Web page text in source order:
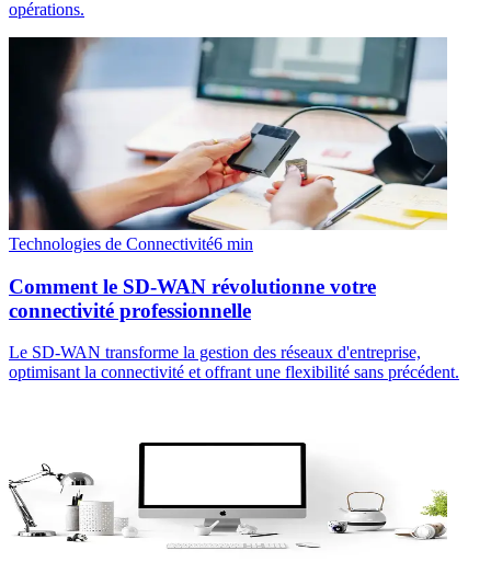
opérations.
Technologies de Connectivité6 min
Comment le SD-WAN révolutionne votre
connectivité professionnelle
Le SD-WAN transforme la gestion des réseaux d'entreprise,
optimisant la connectivité et offrant une flexibilité sans précédent.